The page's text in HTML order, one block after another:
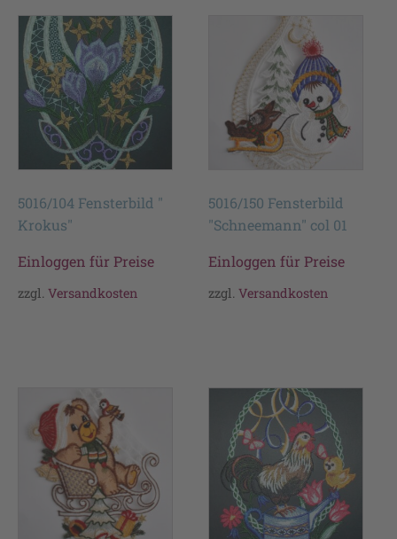
5016/104 Fensterbild "
Krokus"
Einloggen für Preise
zzgl. Versandkosten
5016/150 Fensterbild
"Schneemann" col 01
Einloggen für Preise
zzgl.Versandkosten